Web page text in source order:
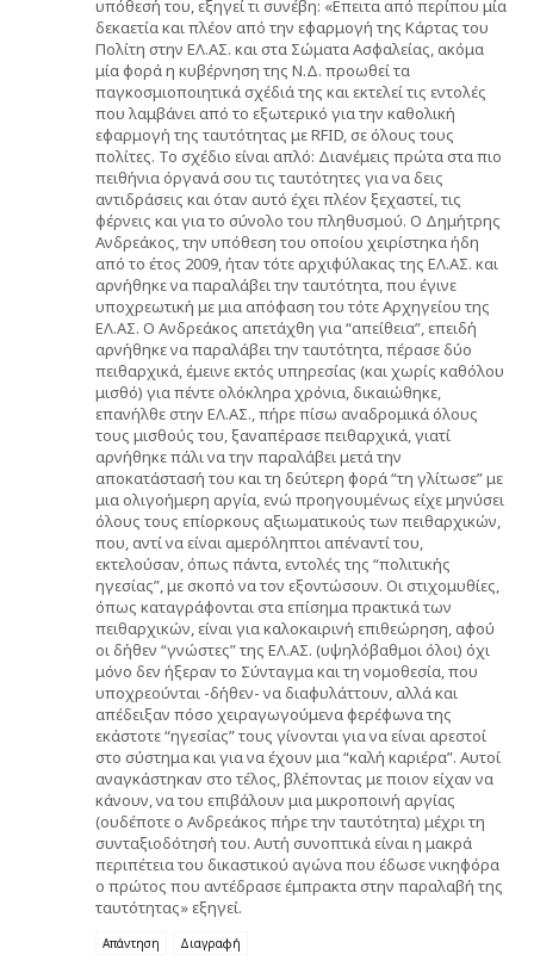
υπόθεσή του, εξηγεί τι συνέβη: «Επειτα από περίπου μία
δεκαετία και πλέον από την εφαρμογή της Κάρτας του
Πολίτη στην ΕΛ.ΑΣ. και στα Σώματα Ασφαλείας, ακόμα
μία φορά η κυβέρνηση της Ν.Δ. προωθεί τα
παγκοσμιοποιητικά σχέδιά της και εκτελεί τις εντολές
που λαμβάνει από το εξωτερικό για την καθολική
εφαρμογή της ταυτότητας με RFID, σε όλους τους
πολίτες. Το σχέδιο είναι απλό: Διανέμεις πρώτα στα πιο
πειθήνια όργανά σου τις ταυτότητες για να δεις
αντιδράσεις και όταν αυτό έχει πλέον ξεχαστεί, τις
φέρνεις και για το σύνολο του πληθυσμού. Ο Δημήτρης
Ανδρεάκος, την υπόθεση του οποίου χειρίστηκα ήδη
από το έτος 2009, ήταν τότε αρχιφύλακας της ΕΛ.ΑΣ. και
αρνήθηκε να παραλάβει την ταυτότητα, που έγινε
υποχρεωτική με μια απόφαση του τότε Αρχηγείου της
ΕΛ.ΑΣ. Ο Ανδρεάκος απετάχθη για “απείθεια”, επειδή
αρνήθηκε να παραλάβει την ταυτότητα, πέρασε δύο
πειθαρχικά, έμεινε εκτός υπηρεσίας (και χωρίς καθόλου
μισθό) για πέντε ολόκληρα χρόνια, δικαιώθηκε,
επανήλθε στην ΕΛ.ΑΣ., πήρε πίσω αναδρομικά όλους
τους μισθούς του, ξαναπέρασε πειθαρχικά, γιατί
αρνήθηκε πάλι να την παραλάβει μετά την
αποκατάστασή του και τη δεύτερη φορά “τη γλίτωσε” με
μια ολιγοήμερη αργία, ενώ προηγουμένως είχε μηνύσει
όλους τους επίορκους αξιωματικούς των πειθαρχικών,
που, αντί να είναι αμερόληπτοι απέναντί του,
εκτελούσαν, όπως πάντα, εντολές της “πολιτικής
ηγεσίας”, με σκοπό να τον εξοντώσουν. Οι στιχομυθίες,
όπως καταγράφονται στα επίσημα πρακτικά των
πειθαρχικών, είναι για καλοκαιρινή επιθεώρηση, αφού
οι δήθεν “γνώστες” της ΕΛ.ΑΣ. (υψηλόβαθμοι όλοι) όχι
μόνο δεν ήξεραν το Σύνταγμα και τη νομοθεσία, που
υποχρεούνται -δήθεν- να διαφυλάττουν, αλλά και
απέδειξαν πόσο χειραγωγούμενα φερέφωνα της
εκάστοτε “ηγεσίας” τους γίνονται για να είναι αρεστοί
στο σύστημα και για να έχουν μια “καλή καριέρα”. Αυτοί
αναγκάστηκαν στο τέλος, βλέποντας με ποιον είχαν να
κάνουν, να του επιβάλουν μια μικροποινή αργίας
(ουδέποτε ο Ανδρεάκος πήρε την ταυτότητα) μέχρι τη
συνταξιοδότησή του. Αυτή συνοπτικά είναι η μακρά
περιπέτεια του δικαστικού αγώνα που έδωσε νικηφόρα
ο πρώτος που αντέδρασε έμπρακτα στην παραλαβή της
ταυτότητας» εξηγεί.
Απάντηση Διαγραφή